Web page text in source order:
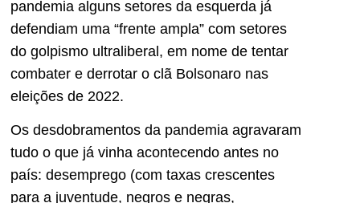
pandemia alguns setores da esquerda já
defendiam uma “frente ampla” com setores
do golpismo ultraliberal, em nome de tentar
combater e derrotar o clã Bolsonaro nas
eleições de 2022.
Os desdobramentos da pandemia agravaram
tudo o que já vinha acontecendo antes no
país: desemprego (com taxas crescentes
para a juventude, negros e negras,